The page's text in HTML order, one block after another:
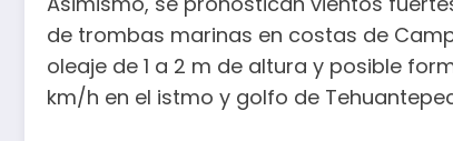
de trombas marinas en costas de
oleaje de 1 a 2 m de altura y posible
km/h en el istmo y golfo de